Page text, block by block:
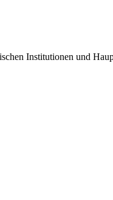
Institutionen und